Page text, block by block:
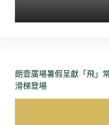
朗壹廣場暑假呈獻「飛」
滑梯登場